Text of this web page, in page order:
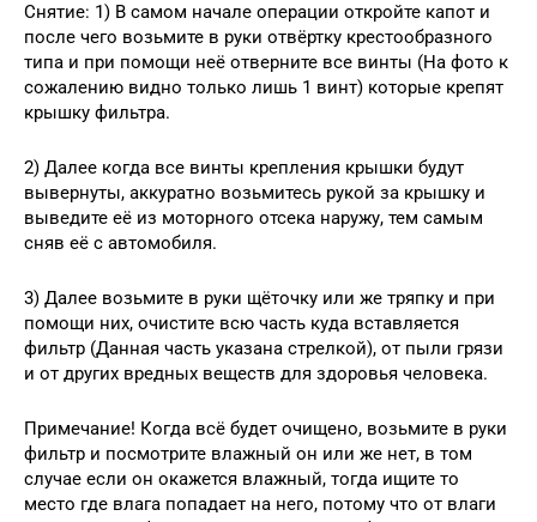
Снятие: 1) В самом начале операции откройте капот и
после чего возьмите в руки отвёртку крестообразного
типа и при помощи неё отверните все винты (На фото к
сожалению видно только лишь 1 винт) которые крепят
крышку фильтра.
2) Далее когда все винты крепления крышки будут
вывернуты, аккуратно возьмитесь рукой за крышку и
выведите её из моторного отсека наружу, тем самым
сняв её с автомобиля.
3) Далее возьмите в руки щёточку или же тряпку и при
помощи них, очистите всю часть куда вставляется
фильтр (Данная часть указана стрелкой), от пыли грязи
и от других вредных веществ для здоровья человека.
Примечание! Когда всё будет очищено, возьмите в руки
фильтр и посмотрите влажный он или же нет, в том
случае если он окажется влажный, тогда ищите то
место где влага попадает на него, потому что от влаги